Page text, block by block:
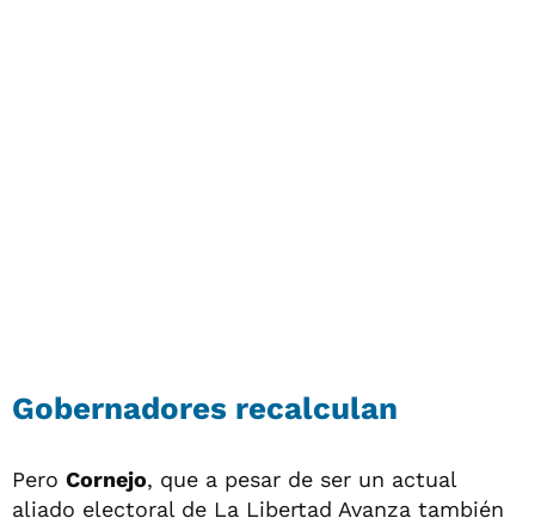
Gobernadores recalculan
Pero Cornejo, que a pesar de ser un actual
aliado electoral de La Libertad Avanza también